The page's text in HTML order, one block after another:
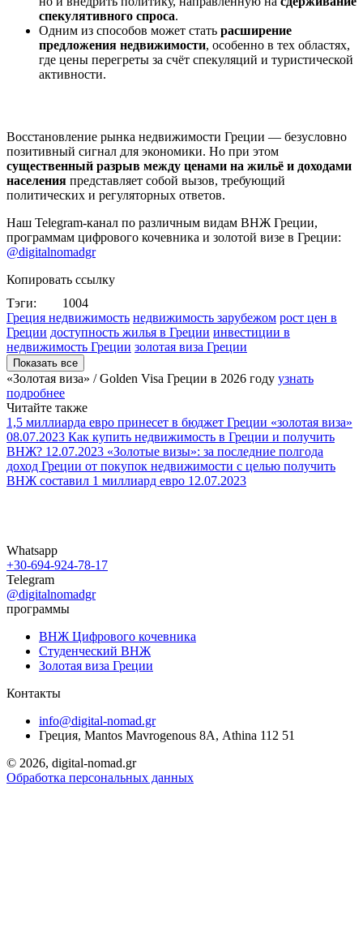
спекулятивного спроса.
Одним из способов может стать расширение
предложения недвижимости, особенно в тех областях,
где цены перегреты за счёт спекуляций и туристической
активности.
Восстановление рынка недвижимости Греции — безусловно
позитивный сигнал для экономики. Но при этом
существенный разрыв между ценами на жильё и доходами
населения представляет собой вызов, требующий
политических и регуляторных ответов.
Наш Telegram-канал по различным видам ВНЖ Греции,
программам цифрового кочевника и золотой визе в Греции:
@digitalnomadgr
Копировать ссылку
Тэги:
1004
Греция недвижимость недвижимость зарубежом рост цен в
Греции доступность жилья в Греции инвестиции в
недвижимость Греции золотая виза Греции
Показать все
«Золотая виза» / Golden Visa Греции в 2026 году узнать
подробнее
Читайте также
1,5 миллиарда евро принесет в бюджет Греции «золотая виза»
08.07.2023 Как купить недвижимость в Греции и получить
ВНЖ? 12.07.2023 «Золотые визы»: за последние полгода
доход Греции от покупок недвижимости с целью получить
ВНЖ составил 1 миллиард евро 12.07.2023
Whatsapp
+30-694-924-78-17
Telegram
@digitalnomadgr
программы
ВНЖ Цифрового кочевника
Студенческий ВНЖ
Золотая виза Греции
Контакты
info@digital-nomad.gr
Греция, Mantos Mavrogenous 8Α, Athina 112 51
© 2026, digital-nomad.gr
Обработка персональных данных